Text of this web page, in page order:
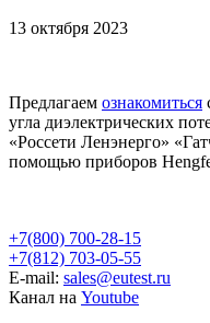
13 октября 2023
Предлагаем ознакомиться
угла диэлектрических
«Россети Ленэнерго»
помощью приборов
+7(800) 700-28-15
+7(812) 703-05-55
E-mail: sales@eutest.ru
Канал на Youtube